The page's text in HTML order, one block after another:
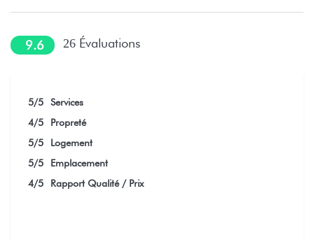
9.6 26 Évaluations
5/5
Services
4/5
Propreté
5/5
Logement
5/5
Emplacement
4/5 Rapport Qualité / Prix